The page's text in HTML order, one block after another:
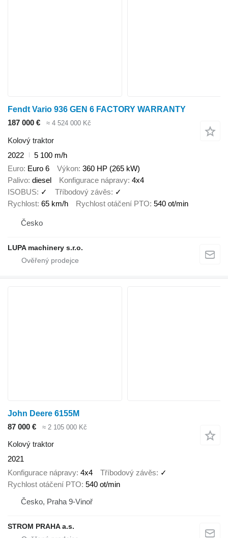
Fendt Vario 936 GEN 6 FACTORY WARRANTY
187 000 €
≈ 4 524 000 Kč
Kolový traktor
2022
5 100 m/h
Euro Euro 6 Výkon 360 HP (265 kW)
Palivo diesel Konfigurace nápravy 4x4
ISOBUS ✓ Tříbodový závěs
✓
Rychlost 65 km/h Rychlost otáčení PTO 540 ot/min
Česko
LUPA machinery s.r.o.
John Deere 6155M
87 000 €
≈ 2 105 000 Kč
Kolový traktor
2021
Konfigurace nápravy 4x4 Tříbodový závěs
✓
Rychlost otáčení PTO 540 ot/min
Česko, Praha 9-Vinoř
STROM PRAHA a.s.